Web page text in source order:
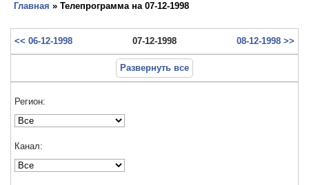
Главная » Телепрограмма на 07-12-1998
<< 06-12-1998 07-12-1998 08-12-1998 >>
Развернуть все
Регион:
Канал: